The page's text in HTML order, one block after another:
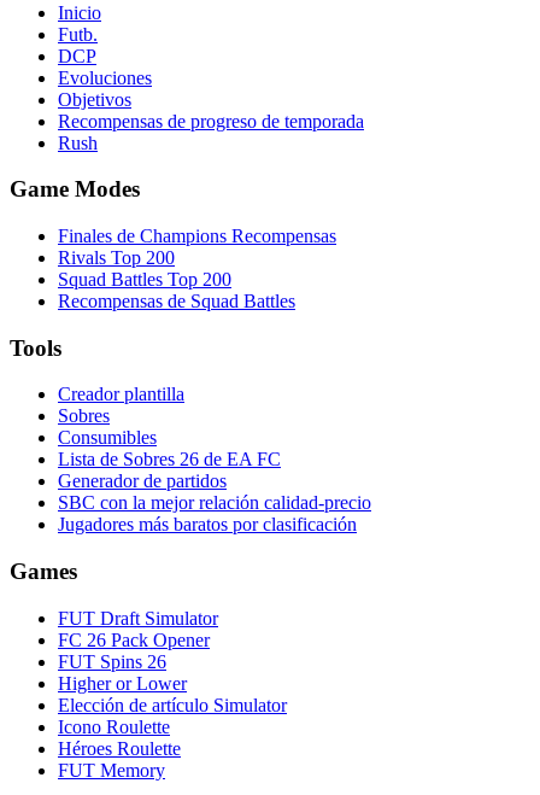
Inicio
Futb.
DCP
Evoluciones
Objetivos
Recompensas de progreso de temporada
Rush
Game Modes
Finales de Champions Recompensas
Rivals Top 200
Squad Battles Top 200
Recompensas de Squad Battles
Tools
Creador plantilla
Sobres
Consumibles
Lista de Sobres 26 de EA FC
Generador de partidos
SBC con la mejor relación calidad-precio
Jugadores más baratos por clasificación
Games
FUT Draft Simulator
FC 26 Pack Opener
FUT Spins 26
Higher or Lower
Elección de artículo Simulator
Icono Roulette
Héroes Roulette
FUT Memory